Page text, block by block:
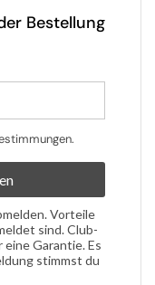
Bestellung
.Vorteile
sind.Club-
eine Garantie. Es
stimmst du